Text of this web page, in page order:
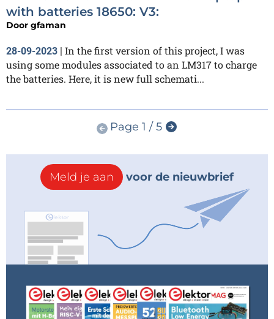
with batteries 18650: V3:
Door gfaman
28-09-2023 | In the first version of this project, I was
using some modules associated to an LM317 to charge
the batteries. Here, it is new full schemati...
Page 1 / 5
Meld je aan voor de nieuwbrief